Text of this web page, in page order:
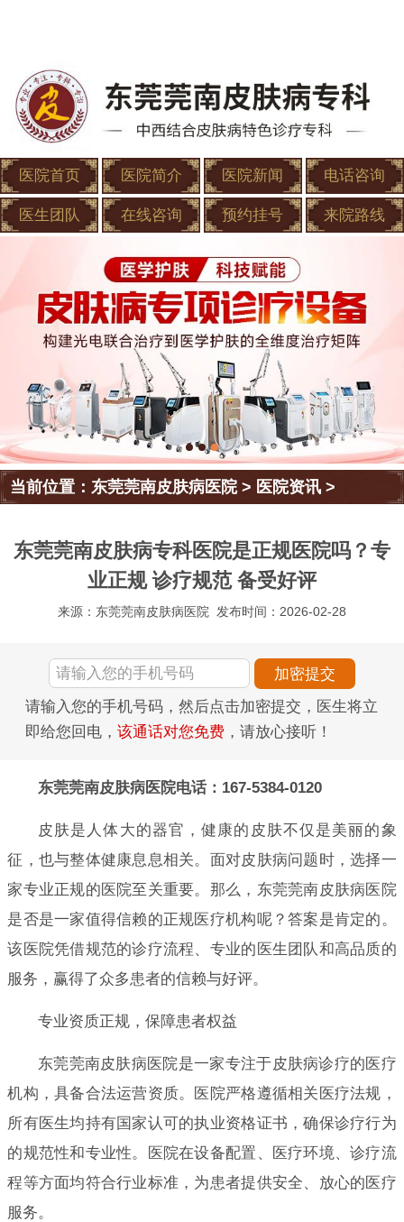
医院首页 医院简介 医院新闻 电话咨询
医生团队 在线咨询 预约挂号 来院路线
当前位置：东莞莞南皮肤病医院> 医院资讯 >
东莞莞南皮肤病专科医院是正规医院吗？专
业正规 诊疗规范 备受好评
来源：东莞莞南皮肤病医院 发布时间：2026-02-28
请输入您的手机号码，然后点击加密提交，医生将立
即给您回电， 该通话对您免费 ，请放心接听！
东莞莞南皮肤病医院电话：167-5384-0120
皮肤是人体大的器官，健康的皮肤不仅是美丽的象
征，也与整体健康息息相关。面对皮肤病问题时，选择一
家专业正规的医院至关重要。那么，东莞莞南皮肤病医院
是否是一家值得信赖的正规医疗机构呢？答案是肯定的。
该医院凭借规范的诊疗流程、专业的医生团队和高品质的
服务，赢得了众多患者的信赖与好评。
专业资质正规，保障患者权益
东莞莞南皮肤病医院是一家专注于皮肤病诊疗的医疗
机构，具备合法运营资质。医院严格遵循相关医疗法规，
所有医生均持有国家认可的执业资格证书，确保诊疗行为
的规范性和专业性。医院在设备配置、医疗环境、诊疗流
程等方面均符合行业标准，为患者提供安全、放心的医疗
服务。